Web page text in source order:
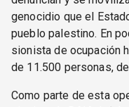
genocidio que el
pueblo palestino. En
sionista de ocupación
de 11.500 personas,
Como parte de esta